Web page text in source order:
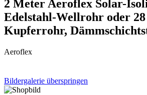
2 Meter Aeroflex Solar-
Edelstahl-Wellrohr oder
Kupferrohr,
Aeroflex
Bildergalerie überspringen